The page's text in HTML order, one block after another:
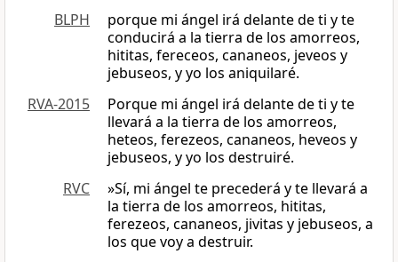
BLPH
porque mi ángel irá delante de ti y te
conducirá a la tierra de los amorreos,
hititas, fereceos, cananeos, jeveos y
jebuseos, y yo los aniquilaré.
RVA-2015
Porque mi ángel irá delante de ti y te
llevará a la tierra de los amorreos,
heteos, ferezeos, cananeos, heveos y
jebuseos, y yo los destruiré.
RVC
»Sí, mi ángel te precederá y te llevará a
la tierra de los amorreos, hititas,
ferezeos, cananeos, jivitas y jebuseos, a
los que voy a destruir.